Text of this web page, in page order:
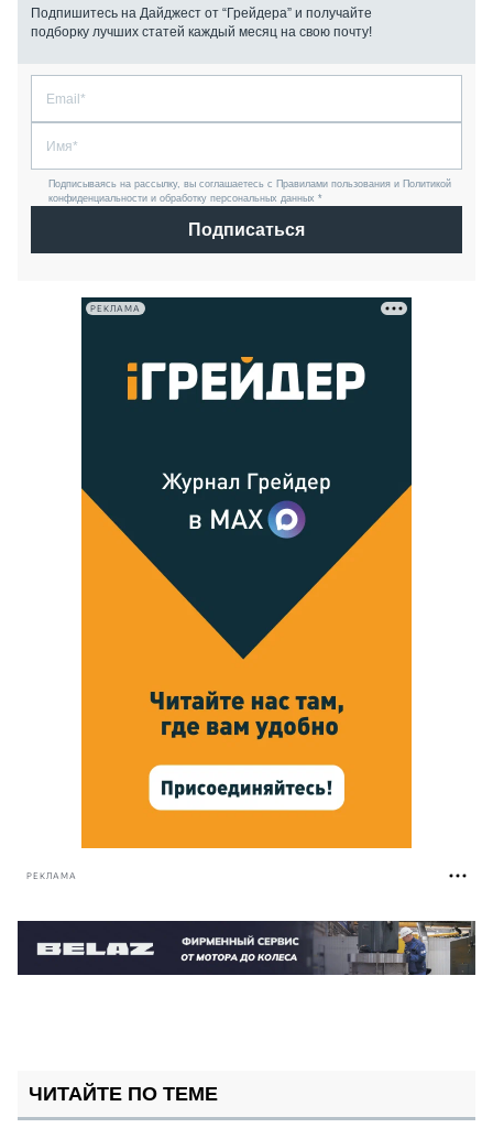
Подпишитесь на Дайджест от “Грейдера” и получайте
подборку лучших статей каждый месяц на свою почту!
Подписываясь на рассылку, вы соглашаетесь с Правилами пользования и Политикой
конфиденциальности и обработку персональных данных *
Подписаться
РЕКЛАМА
РЕКЛАМА
ЧИТАЙТЕ ПО ТЕМЕ